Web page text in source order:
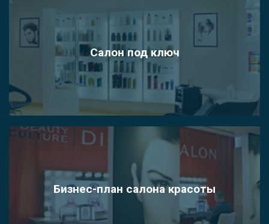
Салон под ключ
Бизнес-план салона красоты